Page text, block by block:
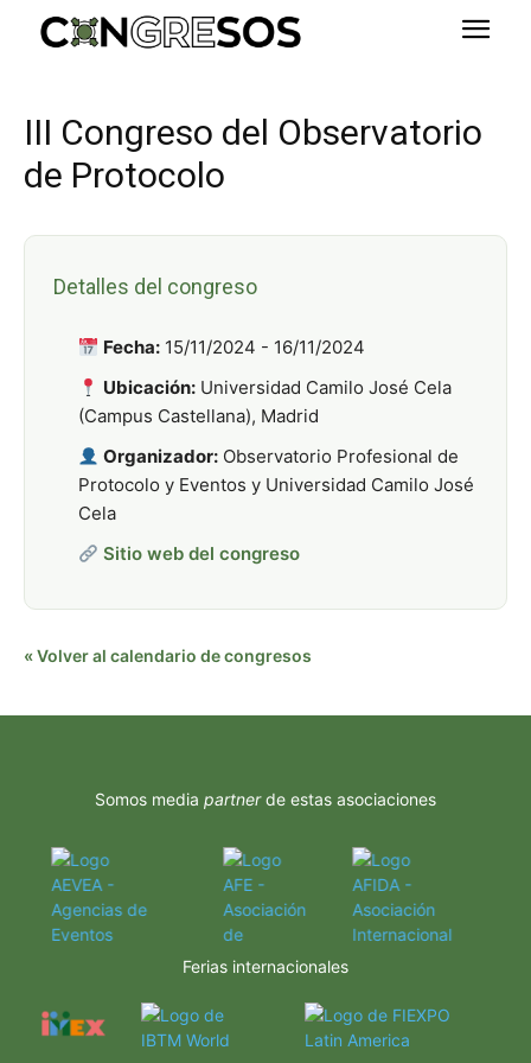
III Congreso del Observatorio
de Protocolo
Detalles del congreso
Fecha: 15/11/2024 - 16/11/2024
Ubicación: Universidad Camilo José Cela
(Campus Castellana), Madrid
Organizador: Observatorio Profesional de
Protocolo y Eventos y Universidad Camilo José
Cela
Sitio web del congreso
« Volver al calendario de congresos
Somos media partnerde estas asociaciones
Ferias internacionales